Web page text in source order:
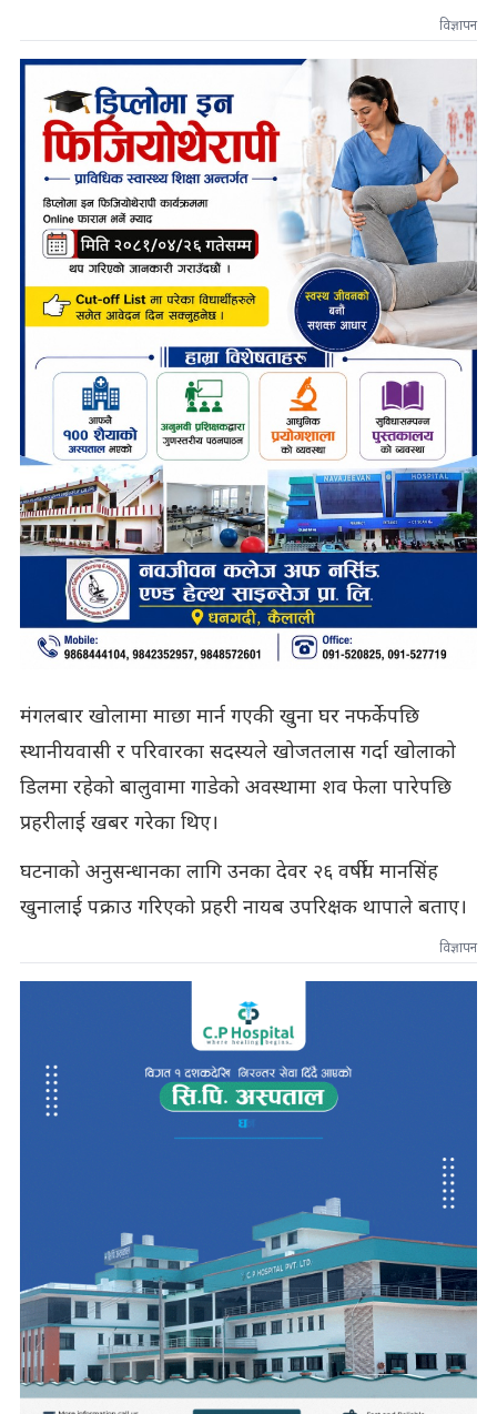
विज्ञापन
मंगलबार खोलामा माछा मार्न गएकी खुना घर नफर्केपछि
स्थानीयवासी र परिवारका सदस्यले खोजतलास गर्दा खोलाको
डिलमा रहेको बालुवामा गाडेको अवस्थामा शव फेला पारेपछि
प्रहरीलाई खबर गरेका थिए।
घटनाको अनुसन्धानका लागि उनका देवर २६ वर्षीय मानसिंह
खुनालाई पक्राउ गरिएको प्रहरी नायब उपरिक्षक थापाले बताए।
विज्ञापन